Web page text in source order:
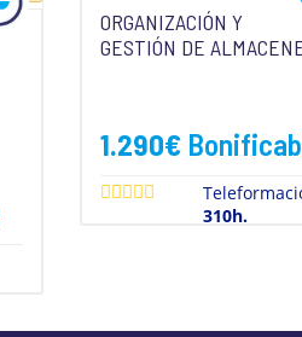
ORGANIZACIÓN Y
GESTIÓN DE
1.290€
310h.